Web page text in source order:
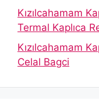
Kızılcahamam
Termal Kaplıca
Kızılcahamam
Celal Bagci